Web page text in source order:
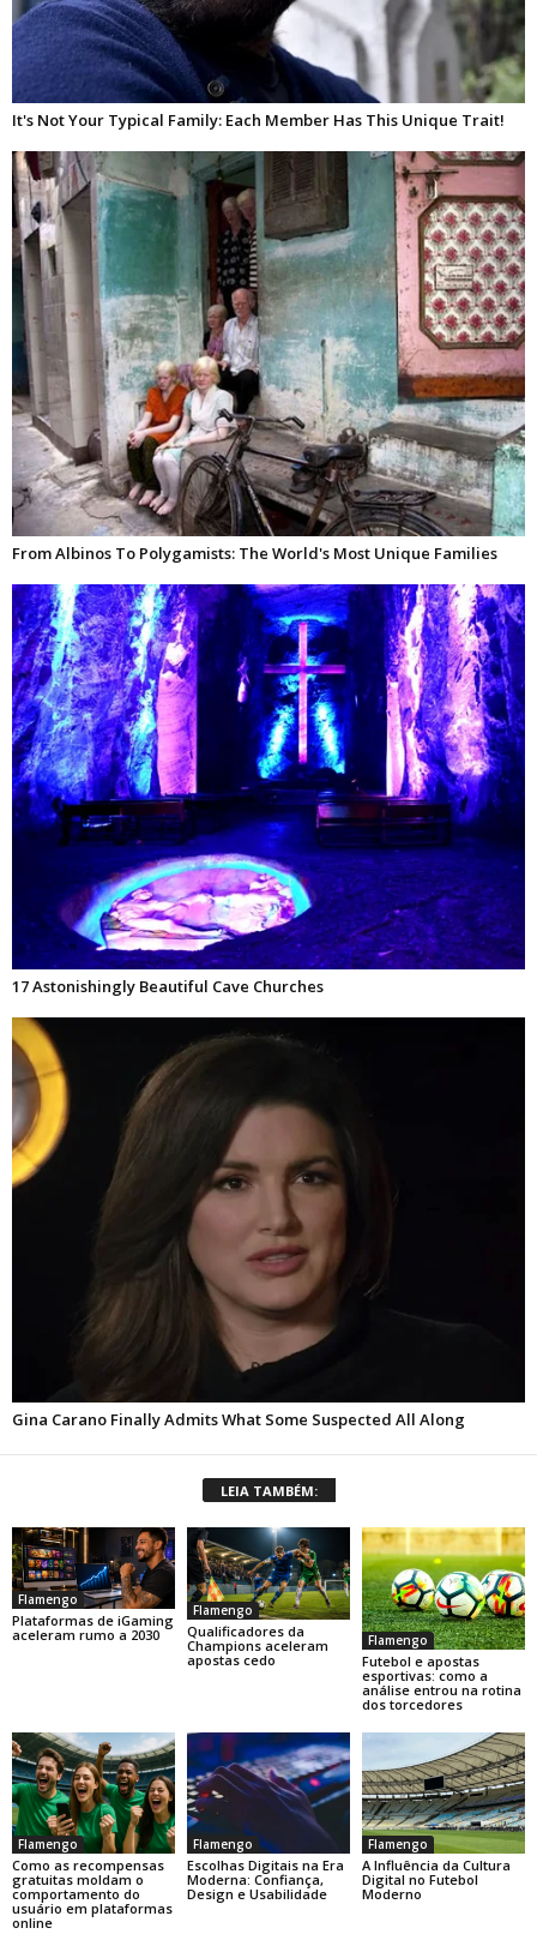
LEIA TAMBÉM:
Flamengo
Plataformas de iGaming
aceleram rumo a 2030
Flamengo
Qualificadores da
Champions aceleram
apostas cedo
Flamengo
Futebol e apostas
esportivas: como a
análise entrou na rotina
dos torcedores
Flamengo
Como as recompensas
gratuitas moldam o
comportamento do
usuário em plataformas
online
Flamengo
Escolhas Digitais na Era
Moderna: Confiança,
Design e Usabilidade
Flamengo
A Influência da Cultura
Digital no Futebol
Moderno